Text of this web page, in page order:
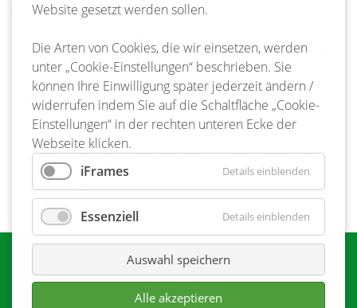
Da die Abschaltung zum 15. April von Bürgern als zu früh
die Straßenbeleuchtung erst im Zeitraum vom 30. April
2025 bis 15. August 2025 vollständig auszuschalten.
Für Veranstaltungen kann die Straßenbeleuchtung
weiterhin von unseren Ortsvorstehern außerordentlich
eingeschaltet werden, um den Bürgern einen sicheren
Heimweg zu späterer Stunde zu ermöglichen. Wenden Sie
sich hierzu gerne an Ihre Ortsvorsteher.
Zurück
Gemeinde Bienenbüttel
Marktplatz 1
Website gesetzt werden sollen.
Die Arten von Cookies, die wir einsetzen, werden
unter „Cookie-Einstellungen“ beschrieben. Sie
können Ihre Einwilligung später jederzeit ändern /
widerrufen indem Sie auf die Schaltfläche „Cookie-
Einstellungen“ in der rechten unteren Ecke der
Webseite klicken.
iFrames
Details einblenden
Essenziell Details einblenden
Auswahl speichern
Alle akzeptieren